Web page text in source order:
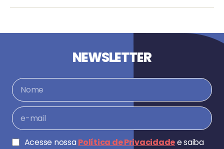
NEWSLETTER
Acesse nossaPolítica de Privacidadee saiba